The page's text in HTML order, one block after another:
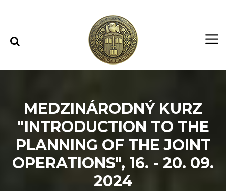
MEDZINÁRODNÝ KURZ
"INTRODUCTION TO THE
PLANNING OF THE JOINT
OPERATIONS", 16. - 20. 09.
2024